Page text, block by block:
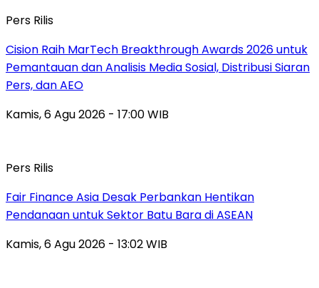
Pers Rilis
Cision Raih MarTech Breakthrough Awards 2026 untuk
Pemantauan dan Analisis Media Sosial, Distribusi Siaran
Pers, dan AEO
Kamis, 6 Agu 2026 - 17:00 WIB
Pers Rilis
Fair Finance Asia Desak Perbankan Hentikan
Pendanaan untuk Sektor Batu Bara di ASEAN
Kamis, 6 Agu 2026 - 13:02 WIB